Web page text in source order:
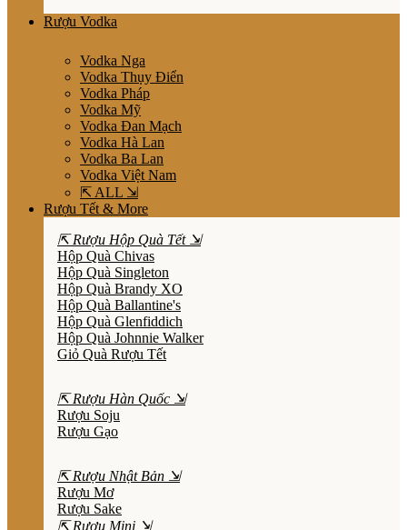
Rượu Vodka
Vodka Nga
Vodka Thụy Điển
Vodka Pháp
Vodka Mỹ
Vodka Đan Mạch
Vodka Hà Lan
Vodka Ba Lan
Vodka Việt Nam
⇱ ALL ⇲
Rượu Tết & More
⇱ Rượu Hộp Quà Tết ⇲
Hộp Quà Chivas
Hộp Quà Singleton
Hộp Quà Brandy XO
Hộp Quà Ballantine's
Hộp Quà Glenfiddich
Hộp Quà Johnnie Walker
Giỏ Quà Rượu Tết
⇱ Rượu Hàn Quốc ⇲
Rượu Soju
Rượu Gạo
⇱ Rượu Nhật Bản ⇲
Rượu Mơ
Rượu Sake
⇱ Rượu Mini ⇲